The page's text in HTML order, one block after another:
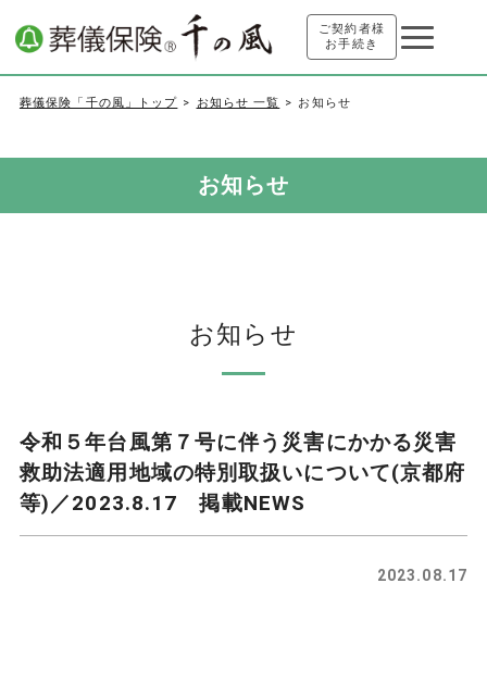
ご契約者様
お手続き
葬儀保険「千の風」トップ お知らせ 一覧 お知らせ
お知らせ
お知らせ
令和５年台風第７号に伴う災害にかかる災害
救助法適用地域の特別取扱いについて(京都府
等)／2023.8.17 掲載NEWS
2023.08.17